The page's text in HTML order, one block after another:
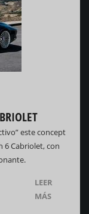
este concept
6 Cabriolet, con
LEER
MÁS